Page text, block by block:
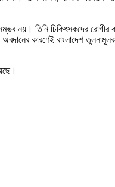
সম্ভব নয়। তিনি চিকিৎসকদের
অবদানের কারণেই বাংলাদেশ